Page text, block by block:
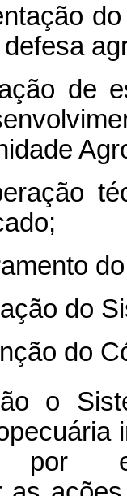
de
do
do
o
por